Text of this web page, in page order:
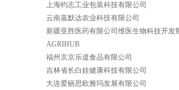
上海钧志工业包装科技有限公司
云南嘉默达农业科技有限公司
新疆亚胜医药有限公司维医生物科技开发
AGRIHUB
福州京京乐道食品有限公司
吉林省长白娃健康科技有限公司
大连爱丽思欧雅玛发展有限公司